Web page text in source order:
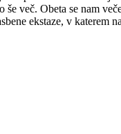
še več. Obeta se nam
ekstaze, v katerem